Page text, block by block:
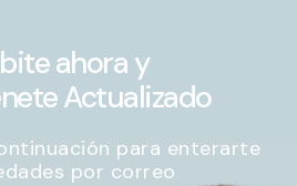
ahora y
Actualizado
para enterarte
por correo